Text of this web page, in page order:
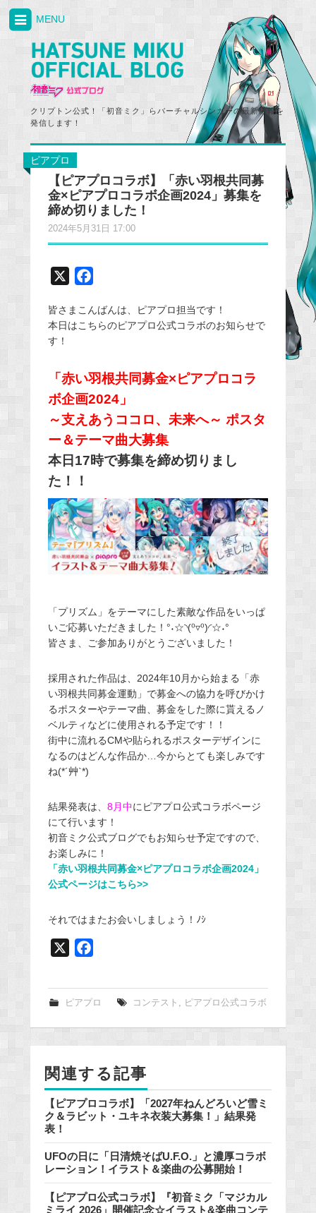
クリプトン公式！「初音ミク」らバーチャルシンガーの最新情報を
発信します！
MENU
ピアプロ
【ピアプロコラボ】「赤い羽根共同募
金×ピアプロコラボ企画2024」募集を
締め切りました！
2024年5月31日 17:00
c
e
o
k
皆さまこんばんは、ピアプロ担当です！
本日はこちらのピアプロ公式コラボのお知らせで
す！
「赤い羽根共同募金×ピアプロコラ
ボ企画2024」
～支えあうココロ、未来へ～ ポスタ
ー＆テーマ曲大募集
本日17時で募集を締め切りまし
た！！
「プリズム」をテーマにした素敵な作品をいっぱ
いご応募いただきました！°˖☆◝(⁰▿⁰)◜☆˖°
皆さま、ご参加ありがとうございました！
採用された作品は、2024年10月から始まる「赤
い羽根共同募金運動」で募金への協力を呼びかけ
るポスターやテーマ曲、募金をした際に貰えるノ
ベルティなどに使用される予定です！！
街中に流れるCMや貼られるポスターデザインに
なるのはどんな作品か…今からとても楽しみです
ね(*´艸`*)
結果発表は、 8月中にピアプロ公式コラボページ
にて行います！
初音ミク公式ブログでもお知らせ予定ですので、
お楽しみに！
「赤い羽根共同募金×ピアプロコラボ企画2024」
公式ページはこちら>>
それではまたお会いしましょう！ﾉｼ
e
k
ピアプロ コンテスト ピアプロ公式コラボ
関連する記事
【ピアプロコラボ】「2027年ねんどろいど雪ミ
ク＆ラビット・ユキネ衣装大募集！」結果発
表！
UFOの日に「日清焼そばU.F.O.」と濃厚コラボ
レーション！イラスト＆楽曲の公募開始！
【ピアプロ公式コラボ】『初音ミク「マジカル
ミライ 2026」開催記念☆イラスト&楽曲コンテ